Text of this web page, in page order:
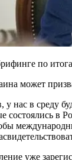
по
может
у нас в среду
состоялись в
уже